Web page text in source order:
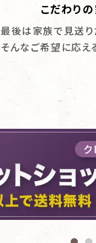
こだわり
最後は家族で見送り
そんなご希望に応え